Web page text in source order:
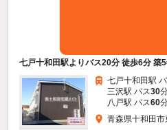
七戸十和田駅よりバス20分 徒歩6分 築
七戸十和田駅
三沢駅 バス30
八戸駅 バス60
青森県十和田